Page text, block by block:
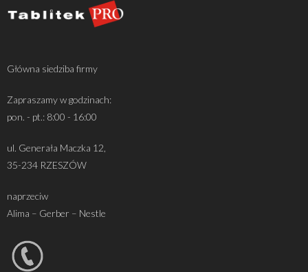
Główna siedziba firmy
Zapraszamy w godzinach:
pon. - pt.: 8:00 - 16:00
ul. Generała Maczka 12,
35-234 RZESZÓW
naprzeciw
Alima – Gerber – Nestle